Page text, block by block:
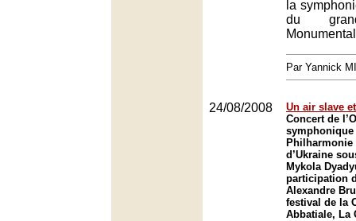
la
du
Par Yannick
24/08/2008
Un air slave
Concert de
symphonique
Philharmonie
d’Ukraine
Mykola
participation
Alexandre
festival de la
Abbatiale, La